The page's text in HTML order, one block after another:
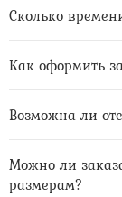
Сколько
Как оформить
Возможна ли
Можно ли
размерам?